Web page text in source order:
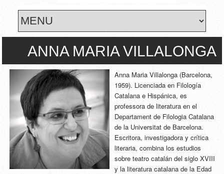
ANNA MARIA VILLALONGA
Anna Maria Villalonga (Barcelona,
1959). Licenciada en Filología
Catalana e Hispánica, es
professora de literatura en el
Departament de Filologia Catalana
de la Universitat de Barcelona.
Escritora, investigadora y crítica
literaria, combina los estudios
sobre teatro catalán del siglo XVIII
y la literatura catalana de la Edad